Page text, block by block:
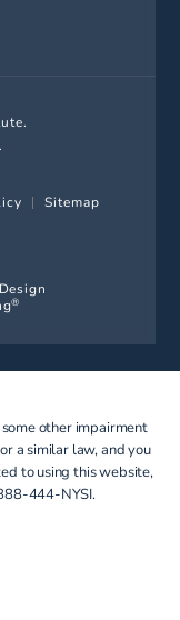
Sitemap
®
other impairment
a similar law, and you
to using this website,
444-NYSI.